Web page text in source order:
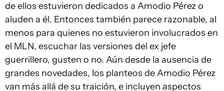
de ellos estuvieron dedicados a Amodio Pérez o
aluden a él. Entonces también parece razonable, al
menos para quienes no estuvieron involucrados en
el MLN, escuchar las versiones del ex jefe
guerrillero, gusten o no. Aún desde la ausencia de
grandes novedades, los planteos de Amodio Pérez
van más allá de su traición, e incluyen aspectos